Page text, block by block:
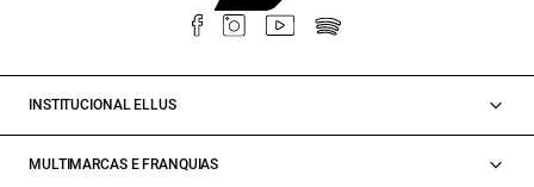
INSTITUCIONAL ELLUS
MULTIMARCAS E FRANQUIAS